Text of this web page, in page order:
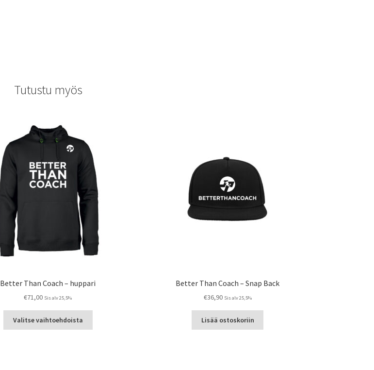
Tutustu myös
Better Than Coach – huppari
€71,00 Sis alv 25,5%
Valitse vaihtoehdoista
Better Than Coach – Snap Back
€36,90 Sis alv 25,5%
Lisää ostoskoriin